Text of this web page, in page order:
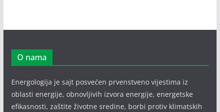
O nama
Energologija je sajt posvećen prvenstveno vijestima iz
oblasti energije, obnovljivih izvora energije, energetske
efikasnosti, zaštite životne sredine, borbi protiv klimatskih